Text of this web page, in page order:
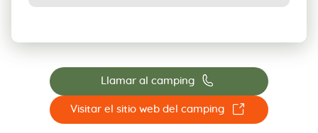
Llamar al camping 📞
Visitar el sitio web del camping ☐